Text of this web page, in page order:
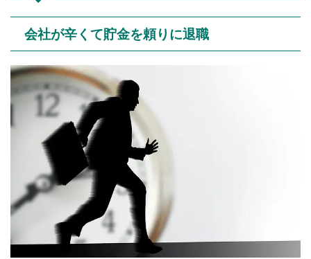
会社が辛くて貯金を頼りに退職